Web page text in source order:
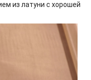
из латуни с хорошей